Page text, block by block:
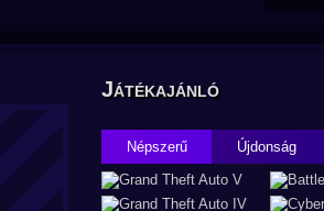
Játékajánló
Népszerű Újdonság